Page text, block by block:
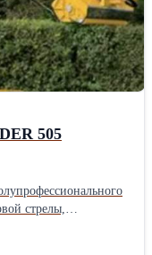
505
стрелы,
проникновением
Оснащен